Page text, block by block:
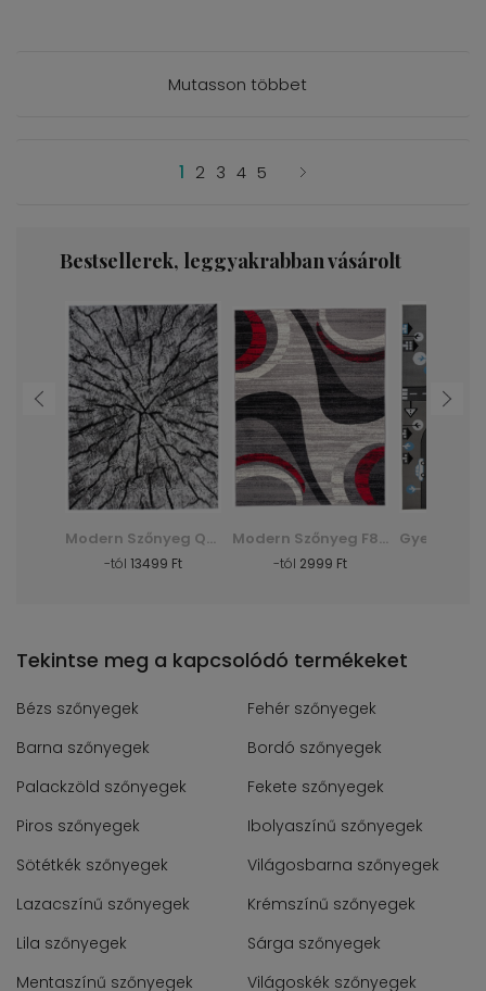
Mutasson többet
1 2 3 4 5
Bestsellerek, leggyakrabban vásárolt
Modern Szőnyeg Q710A Luxury Pp Esm - fehér, biały
-tól 13499 Ft
Modern Szőnyeg F844B Cheap Pp Crm - szürke, szary
-tól 2999 Ft
Tekintse meg a kapcsolódó termékeket
Bézs szőnyegek
Fehér szőnyegek
Barna szőnyegek
Bordó szőnyegek
Palackzöld szőnyegek
Fekete szőnyegek
Piros szőnyegek
Ibolyaszínű szőnyegek
Sötétkék szőnyegek
Világosbarna szőnyegek
Lazacszínű szőnyegek
Krémszínű szőnyegek
Lila szőnyegek
Sárga szőnyegek
Mentaszínű szőnyegek
Világoskék szőnyegek